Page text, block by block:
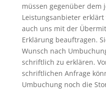
müssen gegenüber dem
Leistungsanbieter
auch uns mit der
Erklärung beauftragen.
Wunsch nach
schriftlich zu erklären.
schriftlichen Anfrage
Umbuchung noch die